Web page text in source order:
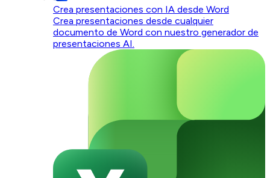
Crea presentaciones con IA desde Word
Crea presentaciones desde cualquier
documento de Word con nuestro generador de
presentaciones AI.